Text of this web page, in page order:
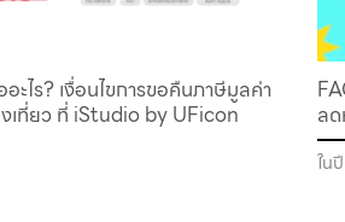
ะไร? เงื่อนไขการขอคืนภาษีมูลค่า
เที่ยว ที่ iStudio by UFicon
ล
ใน